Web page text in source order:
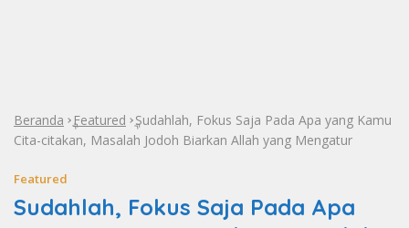
Beranda »Featured »Sudahlah, Fokus Saja Pada Apa yang Kamu
Cita-citakan, Masalah Jodoh Biarkan Allah yang Mengatur
Featured
Sudahlah, Fokus Saja Pada Apa